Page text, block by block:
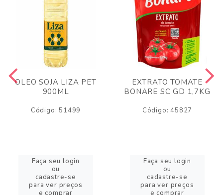
OLEO SOJA LIZA PET
900ML
Código: 51499
Faça seu login
ou
cadastre-se
para ver preços
e comprar
EXTRATO TOMATE
BONARE SC GD 1,7KG
Código: 45827
Faça seu login
ou
cadastre-se
para ver preços
e comprar